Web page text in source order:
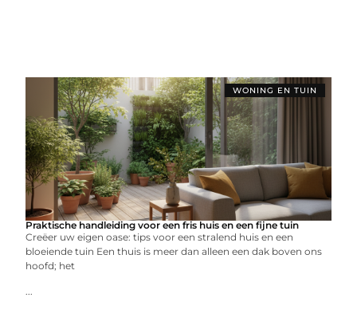
WONING EN TUIN
Praktische handleiding voor een fris huis en een fijne tuin
Creëer uw eigen oase: tips voor een stralend huis en een
bloeiende tuin Een thuis is meer dan alleen een dak boven ons
hoofd; het
...